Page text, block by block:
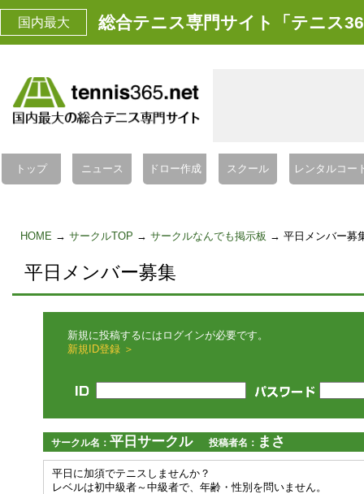
国内最大 総合テニス専門サイト「テニス
トップ ニュース ドロー作成 スクール レンタルコー
HOME → サークルTOP → サークルなんでも掲示板 → 平日メンバー募
平日メンバー募集
新規に投稿するにはログインが必要です。
新規ID登録 ＞
サークル名： 平日サークル 投稿者名： まさ
平日に加須でテニスしませんか？
レベルは初中級者～中級者で、年齢・性別を問いません。